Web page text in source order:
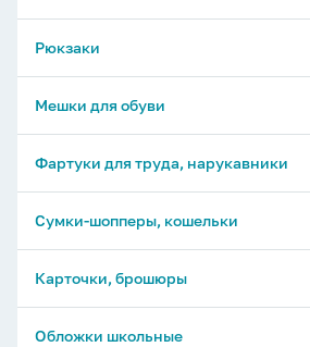
Рюкзаки
Мешки для обуви
Фартуки для труда, нарукавники
Сумки-шопперы, кошельки
Карточки, брошюры
Обложки школьные